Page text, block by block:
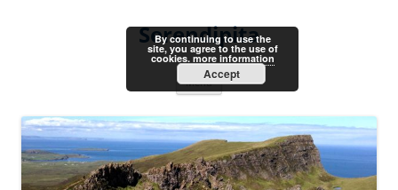
Serendipita
Menu
By continuing to use the
site, you agree to the use of
cookies. more information
Accept